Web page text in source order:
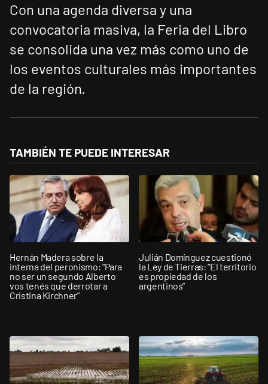
Con una agenda diversa y una
convocatoria masiva, la Feria del Libro
se consolida una vez más como uno de
los eventos culturales más importantes
de la región.
TAMBIÉN TE PUEDE INTERESAR
Hernán Madera sobre la
interna del peronismo: "Para
no ser un segundo Alberto
vos tenés que derrotar a
Cristina Kirchner”
Julián Domínguez cuestionó
la Ley de Tierras: “El territorio
es propiedad de los
argentinos”